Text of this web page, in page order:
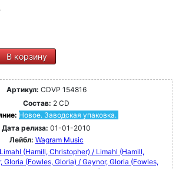
В корзину
Артикул: CDVP 154816
Состав: 2 CD
Новое. Заводская упаковка.
Дата релиза: 01-01-2010
Лейбл: Wagram Music
Limahl (Hamill, Christopher) / Limahl (Hamill,
GIoria (Fowles, Gloria) / Gaynor, GIoria (Fowles,